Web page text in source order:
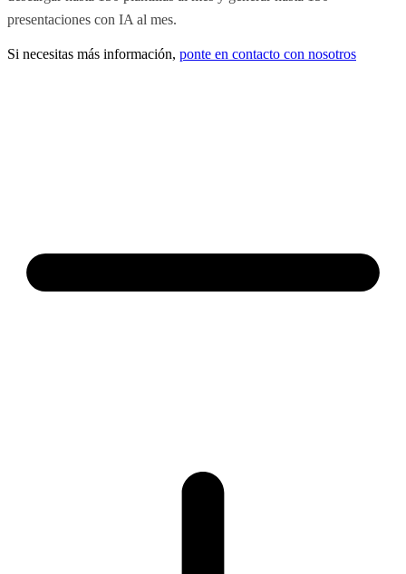
presentaciones con IA al mes.
Si necesitas más información, ponte en contacto con nosotros